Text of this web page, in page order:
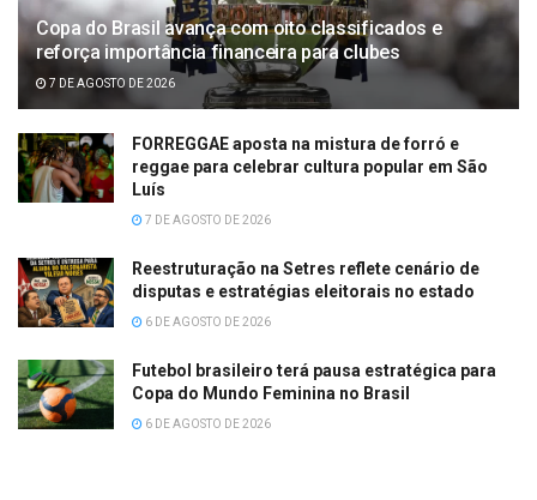
Copa do Brasil avança com oito classificados e
reforça importância financeira para clubes
7 DE AGOSTO DE 2026
FORREGGAE aposta na mistura de forró e
reggae para celebrar cultura popular em São
Luís
7 DE AGOSTO DE 2026
Reestruturação na Setres reflete cenário de
disputas e estratégias eleitorais no estado
6 DE AGOSTO DE 2026
Futebol brasileiro terá pausa estratégica para
Copa do Mundo Feminina no Brasil
6 DE AGOSTO DE 2026